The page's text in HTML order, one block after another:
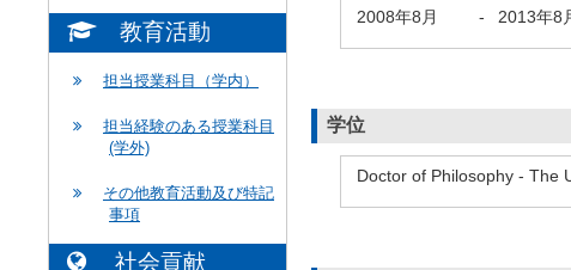
教育活動
担当授業科目（学内）
担当経験のある授業科目
(学外)
その他教育活動及び特記
事項
社会貢献
2008年8月 - 2013年8
学位
Doctor of Philosophy - The